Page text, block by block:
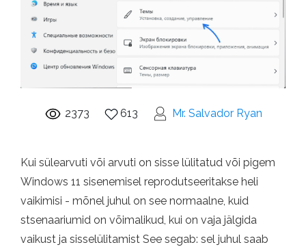
2373 613 Mr. Salvador Ryan
Kui sülearvuti või arvuti on sisse lülitatud või pigem
Windows 11 sisenemisel reprodutseeritakse heli
vaikimisi - mõnel juhul on see normaalne, kuid
stsenaariumid on võimalikud, kui on vaja jälgida
vaikust ja sisselülitamist See segab: sel juhul saab